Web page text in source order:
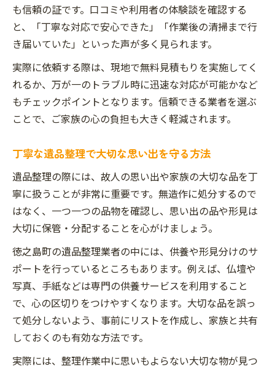
も信頼の証です。口コミや利用者の体験談を確認する
と、「丁寧な対応で安心できた」「作業後の清掃まで行
き届いていた」といった声が多く見られます。
実際に依頼する際は、現地で無料見積もりを実施してく
れるか、万が一のトラブル時に迅速な対応が可能かなど
もチェックポイントとなります。信頼できる業者を選ぶ
ことで、ご家族の心の負担も大きく軽減されます。
丁寧な遺品整理で大切な思い出を守る方法
遺品整理の際には、故人の思い出や家族の大切な品を丁
寧に扱うことが非常に重要です。無造作に処分するので
はなく、一つ一つの品物を確認し、思い出の品や形見は
大切に保管・分配することを心がけましょう。
徳之島町の遺品整理業者の中には、供養や形見分けのサ
ポートを行っているところもあります。例えば、仏壇や
写真、手紙などは専門の供養サービスを利用すること
で、心の区切りをつけやすくなります。大切な品を誤っ
て処分しないよう、事前にリストを作成し、家族と共有
しておくのも有効な方法です。
実際には、整理作業中に思いもよらない大切な物が見つ